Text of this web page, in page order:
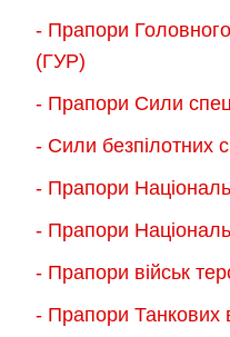
- Прапори
(ГУР)
- Прапори Сили
- Сили безпілотних
- Прапори
- Прапори
- Прапори військ
- Прапори Танкових